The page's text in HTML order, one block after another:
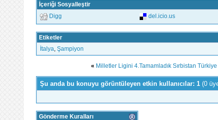
İçeriği Sosyalleştir
Digg del.icio.us
Etiketler
İtalya Şampiyon
« Milletler Ligini 4.Tamamladık Sırbistan
Şu anda bu konuyu görüntüleyen etkin kullanıcılar: 1 (0
Gönderme Kuralları